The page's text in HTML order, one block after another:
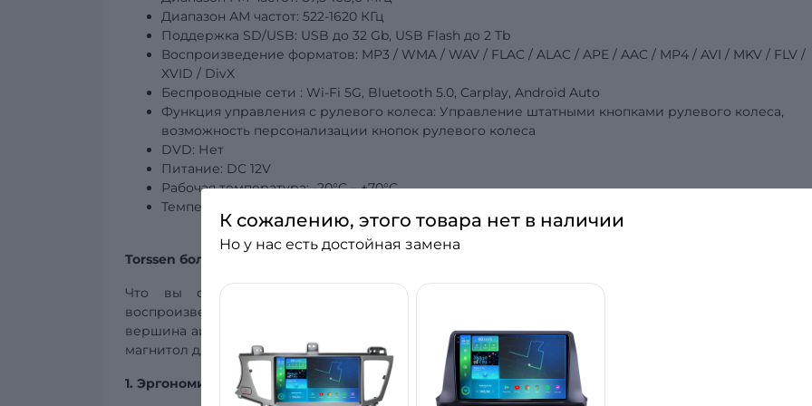
Диапазон АМ частот: 522-1620 КГц
Поддержка SD/USB: USB до 32 Gb, USB Flash до 2 Tb
Воспроизведение форматов: MP3 / WMA / WAV / FLAC / ALAC / APE / AAC / MP4 / AVI / MKV / FLV /
XVID / DivX
Беспроводные сети : Wi-Fi 5G, Bluetooth 5.0, Carplay, Android Auto
Функция управления с рулевого колеса: Управление штатными кнопками рулевого колеса,
возможность персонализации кнопок рулевого колеса
DVD: Нет
Питание: DC 12V
Рабочая температура: -20°C – +70°C
Температура
Torssen больше, чем автомагнитола!
Что вы ожидаете от штатной магнитолы для своего авто? Хороший звук,
воспроизведение, поддержка многочисленных форматов музыкальных файлов? Всё это —
вершина айсберга, когда речь идёт об автомагнитоле Torssen! Что же делает её лучшей среди
магнитол для автомобилей?
1. Эргономичный и стильный дизайн
К сожалению, этого товара нет в наличии
Но у нас есть достойная замена